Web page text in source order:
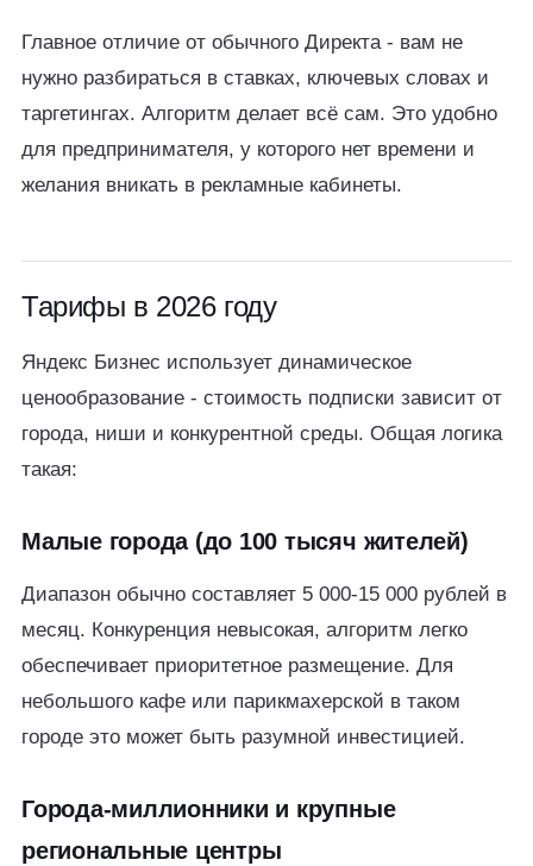
Главное отличие от обычного Директа - вам не
нужно разбираться в ставках, ключевых словах и
таргетингах. Алгоритм делает всё сам. Это удобно
для предпринимателя, у которого нет времени и
желания вникать в рекламные кабинеты.
Тарифы в 2026 году
Яндекс Бизнес использует динамическое
ценообразование - стоимость подписки зависит от
города, ниши и конкурентной среды. Общая логика
такая:
Малые города (до 100 тысяч жителей)
Диапазон обычно составляет 5 000-15 000 рублей в
месяц. Конкуренция невысокая, алгоритм легко
обеспечивает приоритетное размещение. Для
небольшого кафе или парикмахерской в таком
городе это может быть разумной инвестицией.
Города-миллионники и крупные
региональные центры